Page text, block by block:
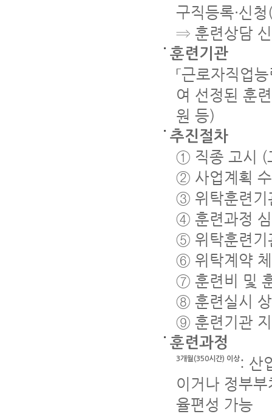
구직등록·신
⇒ 훈련상담
훈련기관
「근로자직업
여 선정된 훈
원 등)
추진절차
① 직종 고시 (
② 사업계획
③ 위탁훈련기
④ 훈련과정
⑤ 위탁훈련기
⑥ 위탁계약
⑦ 훈련비 및
⑧ 훈련실시
⑨ 훈련기관
훈련과정
3개월(350시간) 이상: 산
이거나 정부
율편성 가능